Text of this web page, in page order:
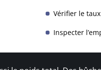
Vérifier le
Inspecter